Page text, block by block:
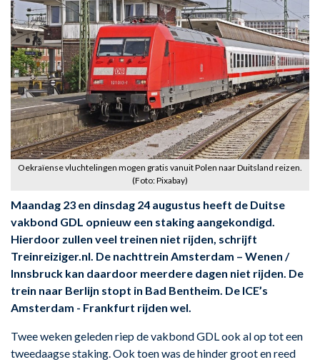
Oekraïense vluchtelingen mogen gratis vanuit Polen naar Duitsland reizen.
(Foto: Pixabay)
Maandag 23 en dinsdag 24 augustus heeft de Duitse
vakbond GDL opnieuw een staking aangekondigd.
Hierdoor zullen veel treinen niet rijden, schrijft
Treinreiziger.nl. De nachttrein Amsterdam – Wenen /
Innsbruck kan daardoor meerdere dagen niet rijden. De
trein naar Berlijn stopt in Bad Bentheim. De ICE’s
Amsterdam - Frankfurt rijden wel.
Twee weken geleden riep de vakbond GDL ook al op tot een
tweedaagse staking. Ook toen was de hinder groot en reed